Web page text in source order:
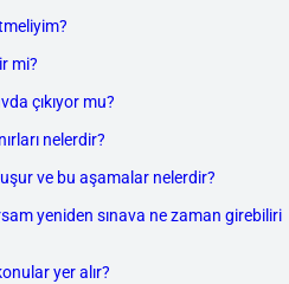
mi?
çıkıyor mu?
nelerdir?
ve bu aşamalar nelerdir?
yeniden sınava ne zaman girebiliri
yer alır?